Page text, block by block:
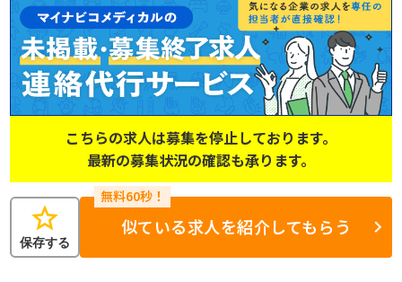
こちらの求人は募集を停止しております。
最新の募集状況の確認も承ります。
star
保存する
似ている求人を紹介してもらう